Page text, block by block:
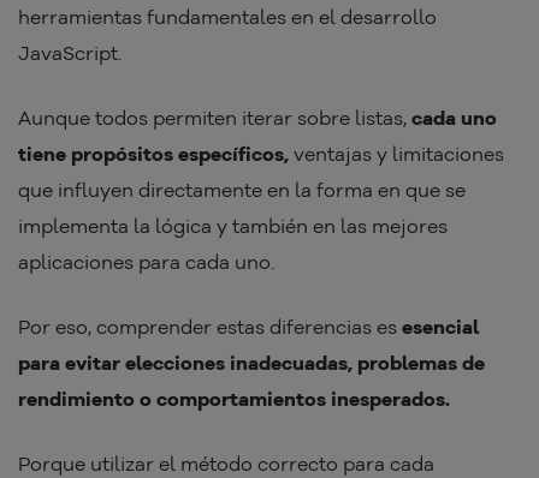
herramientas fundamentales en el desarrollo
JavaScript.
Aunque todos permiten iterar sobre listas, cada uno
tiene propósitos específicos, ventajas y limitaciones
que influyen directamente en la forma en que se
implementa la lógica y también en las mejores
aplicaciones para cada uno.
Por eso, comprender estas diferencias es esencial
para evitar elecciones inadecuadas, problemas de
rendimiento o comportamientos inesperados.
Porque utilizar el método correcto para cada